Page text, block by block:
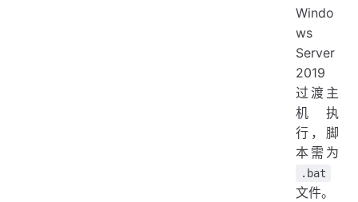
Windo
ws
Server
2019
过渡主
机执
行，脚
本需为
.bat
文件。